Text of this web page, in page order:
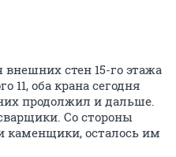
стен 15-го этажа
11, оба крана сегодня
продолжил и дальше.
Со стороны
каменщики, осталось им